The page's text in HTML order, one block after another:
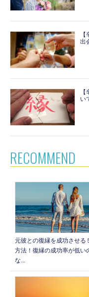
出
い
RECOMMEND
元彼との復縁を成功させる
方法！復縁の成功率が低い
な...